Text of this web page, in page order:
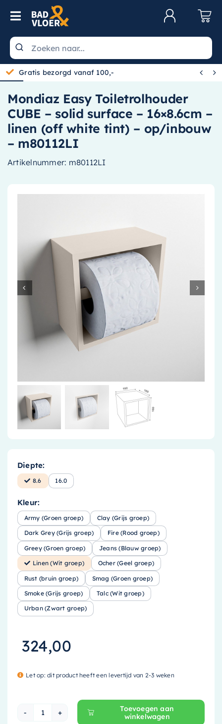
Skip to content
Toggle Navigation
Wastafels
Spiegels
Kranen
Douche
Badkamermeubels
Installatiemateriaal
Klimaatbeheersing
Gratis bezorgd vanaf 100,-  
Mondiaz Easy Toiletrolhouder
CUBE – solid surface – 16×8.6cm –
linen (off white tint) – op/inbouw
– m80112LI
Artikelnummer: m80112LI
Diepte:
8.6 16.0
Kleur:
Army (Groen groep) Clay (Grijs groep)
Dark Grey (Grijs groep) Fire (Rood groep)
Greey (Groen groep) Jeans (Blauw groep)
Linen (Wit groep) Ocher (Geel groep)
Rust (bruin groep) Smag (Groen groep)
Smoke (Grijs groep) Talc (Wit groep)
Urban (Zwart groep)
324,00
Let op: dit product heeft een levertijd van 2-3 weken
Mondiaz Easy Toiletrolhouder CUBE - solid
Toevoegen aan
winkelwagen